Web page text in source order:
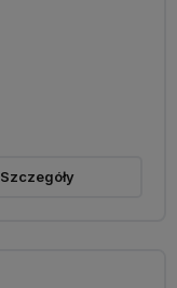
Szczegóły